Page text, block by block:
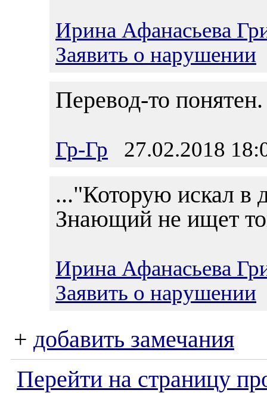
Ирина Афанасьева
Заявить о нарушении
Перевод-то
Гр-Гр 27.02.2018
..."Которую искал в
Знающий не ищет
Ирина Афанасьева
Заявить о нарушении
+ добавить замечания
Перейти на страницу